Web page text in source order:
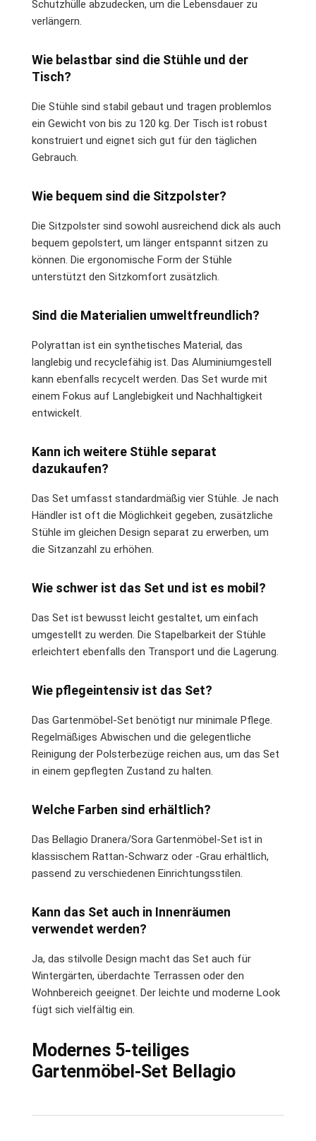
Schutzhülle abzudecken, um die Lebensdauer zu
verlängern.
Wie belastbar sind die Stühle und der
Tisch?
Die Stühle sind stabil gebaut und tragen problemlos
ein Gewicht von bis zu 120 kg. Der Tisch ist robust
konstruiert und eignet sich gut für den täglichen
Gebrauch.
Wie bequem sind die Sitzpolster?
Die Sitzpolster sind sowohl ausreichend dick als auch
bequem gepolstert, um länger entspannt sitzen zu
können. Die ergonomische Form der Stühle
unterstützt den Sitzkomfort zusätzlich.
Sind die Materialien umweltfreundlich?
Polyrattan ist ein synthetisches Material, das
langlebig und recyclefähig ist. Das Aluminiumgestell
kann ebenfalls recycelt werden. Das Set wurde mit
einem Fokus auf Langlebigkeit und Nachhaltigkeit
entwickelt.
Kann ich weitere Stühle separat
dazukaufen?
Das Set umfasst standardmäßig vier Stühle. Je nach
Händler ist oft die Möglichkeit gegeben, zusätzliche
Stühle im gleichen Design separat zu erwerben, um
die Sitzanzahl zu erhöhen.
Wie schwer ist das Set und ist es mobil?
Das Set ist bewusst leicht gestaltet, um einfach
umgestellt zu werden. Die Stapelbarkeit der Stühle
erleichtert ebenfalls den Transport und die Lagerung.
Wie pflegeintensiv ist das Set?
Das Gartenmöbel-Set benötigt nur minimale Pflege.
Regelmäßiges Abwischen und die gelegentliche
Reinigung der Polsterbezüge reichen aus, um das Set
in einem gepflegten Zustand zu halten.
Welche Farben sind erhältlich?
Das Bellagio Dranera/Sora Gartenmöbel-Set ist in
klassischem Rattan-Schwarz oder -Grau erhältlich,
passend zu verschiedenen Einrichtungsstilen.
Kann das Set auch in Innenräumen
verwendet werden?
Ja, das stilvolle Design macht das Set auch für
Wintergärten, überdachte Terrassen oder den
Wohnbereich geeignet. Der leichte und moderne Look
fügt sich vielfältig ein.
Modernes 5-teiliges
Gartenmöbel-Set Bellagio